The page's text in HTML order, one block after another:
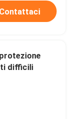
Contattaci
difficili